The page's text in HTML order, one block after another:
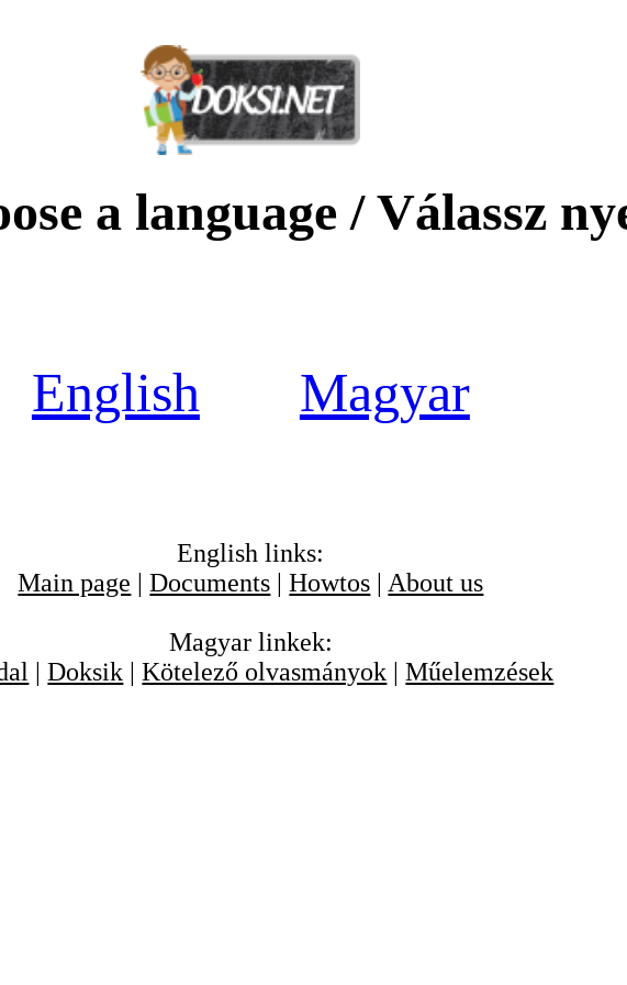
a language / Válassz
English Magyar
English links:
Main page |Documents |Howtos | About us
Magyar linkek:
|Doksik |Kötelező olvasmányok |Műelemzések